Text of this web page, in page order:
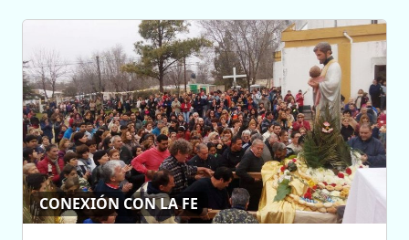
CONEXIÓN CON LA FE